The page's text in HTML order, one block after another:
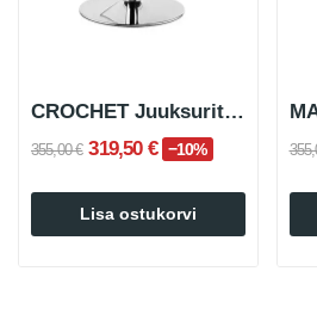
CROCHET Juuksuritool Ümmargune Metallik Jalg
355,00 € 319,50 € −10%
Lisa ostukorvi